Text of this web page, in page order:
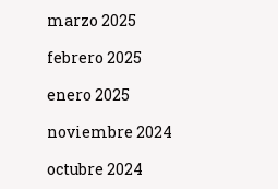
marzo 2025
febrero 2025
enero 2025
noviembre 2024
octubre 2024